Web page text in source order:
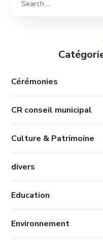
Cérémonies
CR conseil municipal
Culture & Patrimoine
divers
Education
Environnement